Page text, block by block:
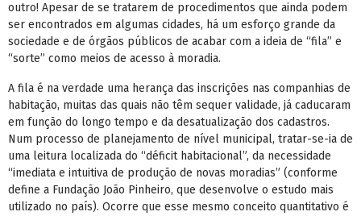
outro! Apesar de se tratarem de procedimentos que ainda podem
ser encontrados em algumas cidades, há um esforço grande da
sociedade e de órgãos públicos de acabar com a ideia de “fila” e
“sorte” como meios de acesso à moradia.
A fila é na verdade uma herança das inscrições nas companhias de
habitação, muitas das quais não têm sequer validade, já caducaram
em função do longo tempo e da desatualização dos cadastros.
Num processo de planejamento de nível municipal, tratar-se-ia de
uma leitura localizada do “déficit habitacional”, da necessidade
“imediata e intuitiva de produção de novas moradias” (conforme
define a Fundação João Pinheiro, que desenvolve o estudo mais
utilizado no país). Ocorre que esse mesmo conceito quantitativo é